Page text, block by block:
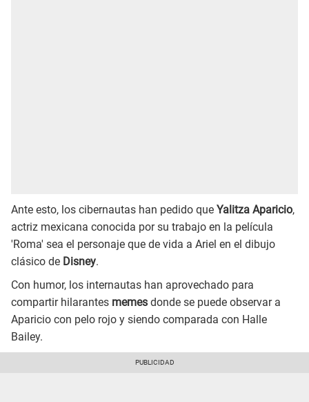
Ante esto, los cibernautas han pedido que Yalitza Aparicio,
actriz mexicana conocida por su trabajo en la película
'Roma' sea el personaje que de vida a Ariel en el dibujo
clásico de Disney.
Con humor, los internautas han aprovechado para
compartir hilarantes memes donde se puede observar a
Aparicio con pelo rojo y siendo comparada con Halle
Bailey.